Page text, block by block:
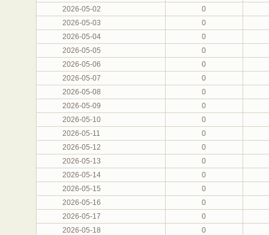
2026-05-02
0
2026-05-03
0
2026-05-04
0
2026-05-05
0
2026-05-06
0
2026-05-07
0
2026-05-08
0
2026-05-09
0
2026-05-10
0
2026-05-11
0
2026-05-12
0
2026-05-13
0
2026-05-14
0
2026-05-15
0
2026-05-16
0
2026-05-17
0
2026-05-18
0